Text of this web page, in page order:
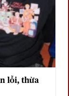
lỗi, thừa